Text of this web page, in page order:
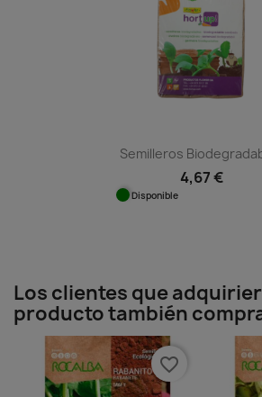
Semilleros
4,67 €
Disponible
Los clientes que
producto también
favorite_border